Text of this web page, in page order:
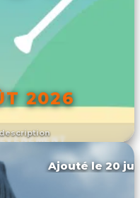
2026
Ajouté le 20